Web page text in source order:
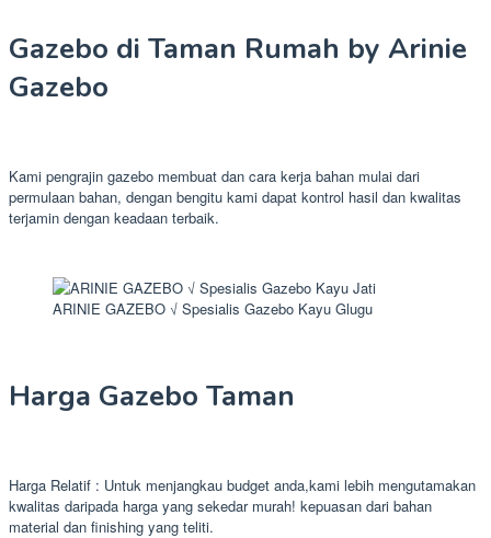
Gazebo di Taman Rumah by Arinie
Gazebo
Kami pengrajin gazebo membuat dan cara kerja bahan mulai dari
permulaan bahan, dengan bengitu kami dapat kontrol hasil dan kwalitas
terjamin dengan keadaan terbaik.
ARINIE GAZEBO √ Spesialis Gazebo Kayu Glugu
Harga Gazebo Taman
Harga Relatif : Untuk menjangkau budget anda,kami lebih mengutamakan
kwalitas daripada harga yang sekedar murah! kepuasan dari bahan
material dan finishing yang teliti.